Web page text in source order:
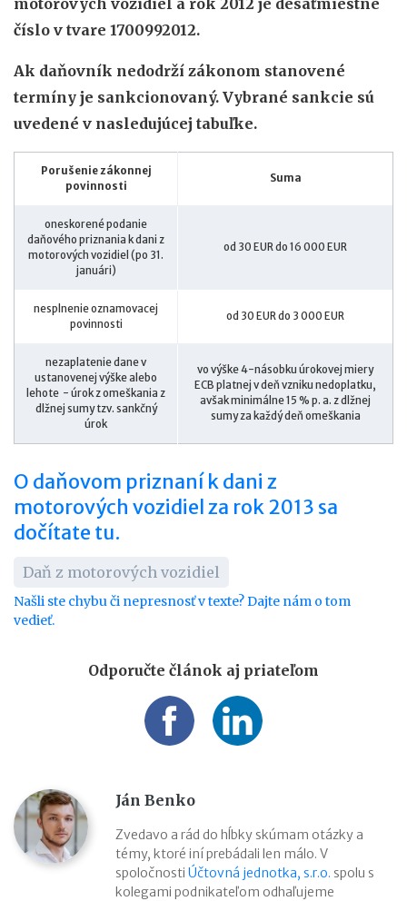
číslo v tvare 1700992012.
Ak daňovník nedodrží zákonom stanovené
termíny je sankcionovaný. Vybrané sankcie sú
uvedené v nasledujúcej tabuľke.
Porušenie zákonnej
povinnosti
Suma
oneskorené podanie
daňového priznania k dani z
motorových vozidiel (po 31.
januári)
od 30 EUR do 16 000 EUR
nesplnenie oznamovacej
povinnosti
od 30 EUR do 3 000 EUR
nezaplatenie dane v
ustanovenej výške alebo
lehote - úrok z omeškania z
dlžnej sumy tzv. sankčný
úrok
vo výške 4-násobku úrokovej miery
ECB platnej v deň vzniku nedoplatku,
avšak minimálne 15 % p. a. z dlžnej
sumy za každý deň omeškania
O daňovom priznaní k dani z
motorových vozidiel za rok 2013 sa
dočítate tu.
Daň z motorových vozidiel
Našli ste chybu či nepresnosť v texte? Dajte nám o tom
vedieť.
Odporučte článok aj priateľom
Ján Benko
Zvedavo a rád do hĺbky skúmam otázky a
témy, ktoré iní prebádali len málo. V
spoločnosti Účtovná jednotka, s.r.o. spolu s
kolegami podnikateľom odhaľujeme